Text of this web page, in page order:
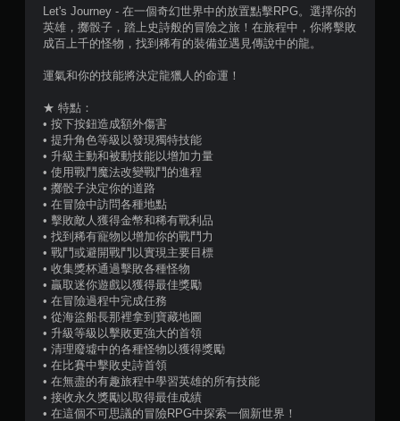
果
即
可
玩
可
以
在
不
開
啟
扳
機
自
適
應
阻
力
的
情
況
下
，
遊
Let's Journey - 在一個奇幻世界中的放置點擊RPG。選擇你的
英雄，擲骰子，踏上史詩般的冒險之旅！在旅程中，你將擊敗
成百上千的怪物，找到稀有的裝備並遇見傳說中的龍。
運氣和你的技能將決定龍獵人的命運！
★ 特點：
• 按下按鈕造成額外傷害
• 提升角色等級以發現獨特技能
• 升級主動和被動技能以增加力量
• 使用戰鬥魔法改變戰鬥的進程
• 擲骰子決定你的道路
• 在冒險中訪問各種地點
• 擊敗敵人獲得金幣和稀有戰利品
• 找到稀有寵物以增加你的戰鬥力
• 戰鬥或避開戰鬥以實現主要目標
• 收集獎杯通過擊敗各種怪物
• 贏取迷你遊戲以獲得最佳獎勵
• 在冒險過程中完成任務
• 從海盜船長那裡拿到寶藏地圖
• 升級等級以擊敗更強大的首領
• 清理廢墟中的各種怪物以獲得獎勵
• 在比賽中擊敗史詩首領
• 在無盡的有趣旅程中學習英雄的所有技能
• 接收永久獎勵以取得最佳成績
• 在這個不可思議的冒險RPG中探索一個新世界！